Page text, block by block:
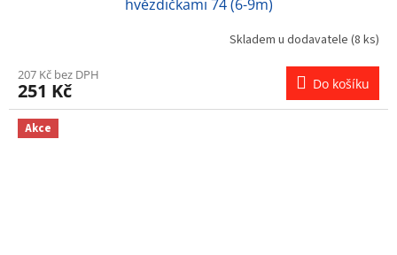
hvězdičkami 74 (6-9m)
Skladem u dodavatele (8 ks)
207 Kč bez DPH
251 Kč Do košíku
Akce